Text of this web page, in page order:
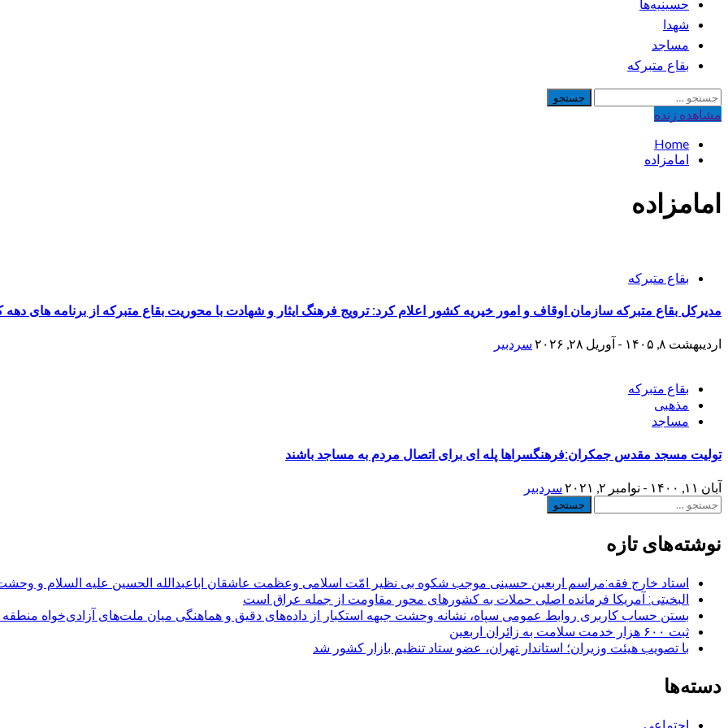
حسینیه‌ها
شهدا
مساجد
بقاع متبرکه
جستجو
برای:
مشاهده‌ زنده
Home
امامزاده
امامزاده
بقاع متبرکه
مدیرکل بقاع متبرکه سازمان اوقاف و امور خیریه کشور اعلام کرد: ترویج فرهنگ ایثار و شهادت با محوریت بقاع متبرکه از برنامه های
اردیبهشت ۸, ۱۴۰۵ - آوریل ۲۸, ۲۰۲۶ سردبیر
بقاع متبرکه
مذهبی
مساجد
تولیت مسجد مقدس جمکران:فرهنگسراها پله ای برای اتصال مردم به مساجد باشند
آبان ۱۱, ۱۴۰۰ - نوامبر ۲, ۲۰۲۱
سردبیر
جستجو
برای:
نوشته‌های تازه
استاد خارج فقه:مراسم اربعین حسینی موجب شکوه بی نظیر امّت اسلامی وعظمت عاشقان اباعبدالله الحسین علیه السلام و
البخیتی: آمریکا فرمانده اصلی حملات به کشورهای محور مقاومت از جمله عراق است
بستن حساب کاربری روابط عمومی سپاه، نشانه‌ وحشت جبهه استکبار از داده‌های دقیق و هماهنگی میان ملت‌های آزادی‌خواه
ثبت ۶۰۰ هزار خدمت سلامت به زائران اربعین
با تصویب هیئت وزیران؛ استاندار تهران، عضو ستاد تنظیم بازار کشور شد
دسته‌ها
اجتماعی